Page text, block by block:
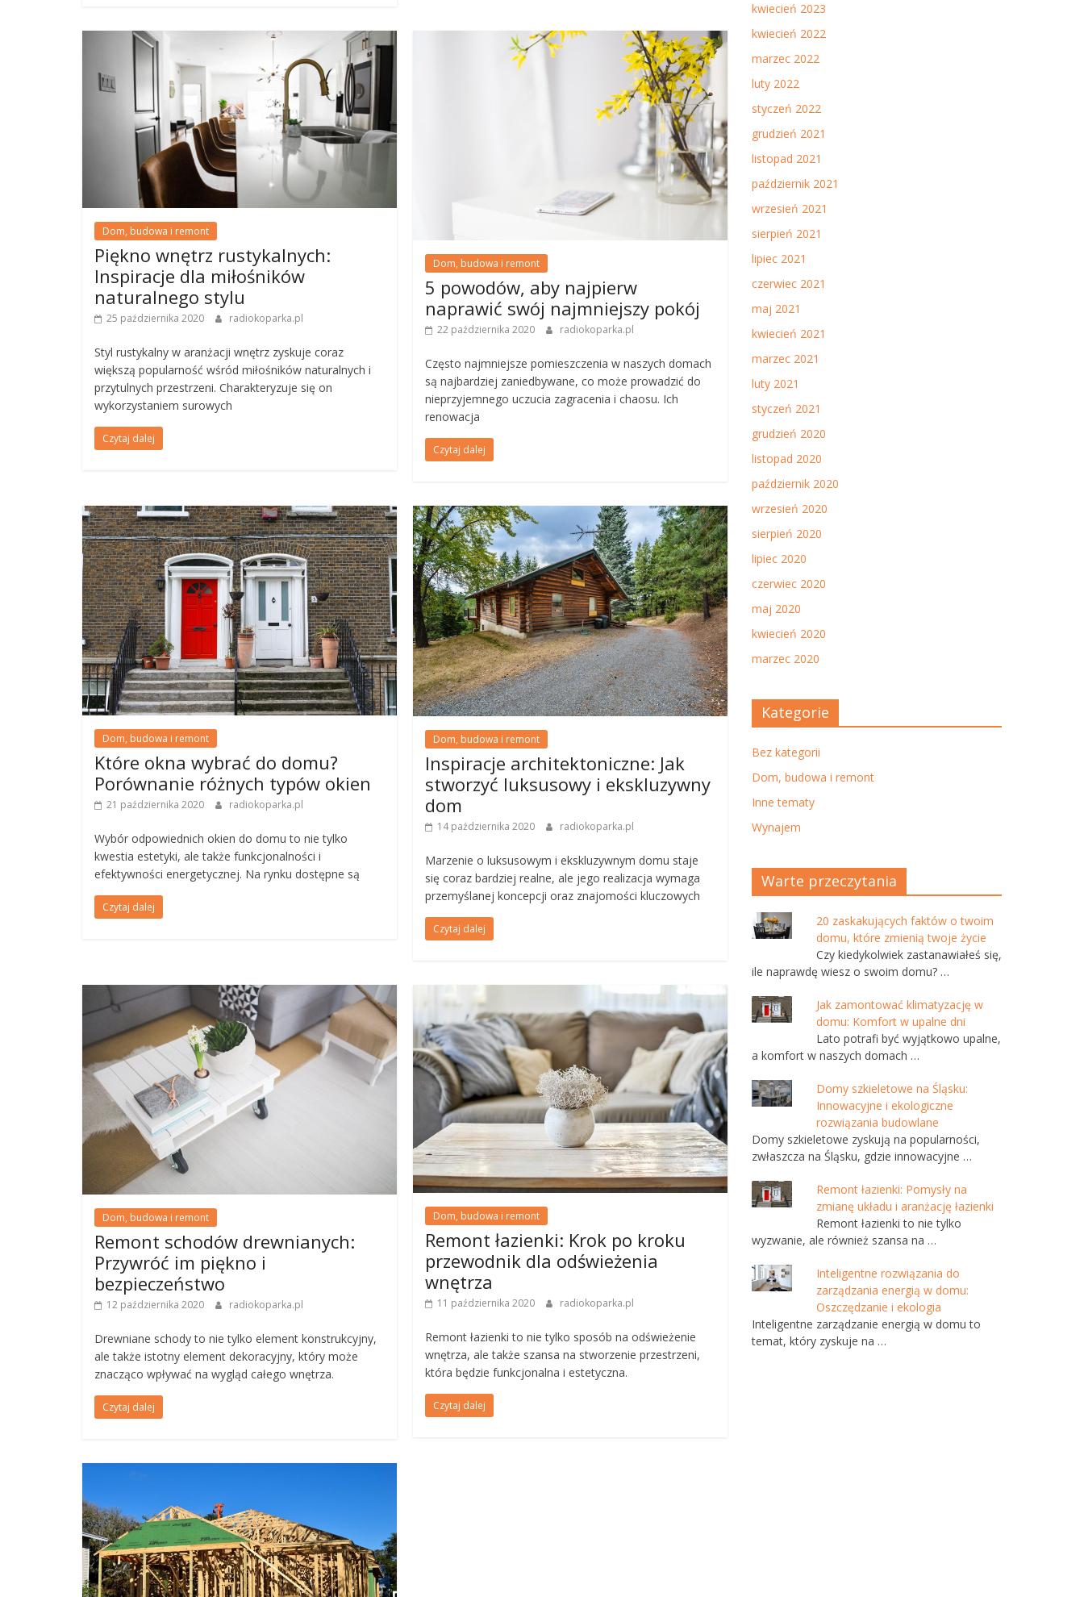
Dom, budowa i remont
Piękno wnętrz rustykalnych:
Inspiracje dla miłośników
naturalnego stylu
25 października 2020 radiokoparka.pl
Styl rustykalny w aranżacji wnętrz zyskuje coraz
większą popularność wśród miłośników naturalnych i
przytulnych przestrzeni. Charakteryzuje się on
wykorzystaniem surowych
Czytaj dalej
Dom, budowa i remont
5 powodów, aby najpierw
naprawić swój najmniejszy pokój
22 października 2020 radiokoparka.pl
Często najmniejsze pomieszczenia w naszych domach
są najbardziej zaniedbywane, co może prowadzić do
nieprzyjemnego uczucia zagracenia i chaosu. Ich
renowacja
Czytaj dalej
Dom, budowa i remont
Które okna wybrać do domu?
Porównanie różnych typów okien
21 października 2020 radiokoparka.pl
Wybór odpowiednich okien do domu to nie tylko
kwestia estetyki, ale także funkcjonalności i
efektywności energetycznej. Na rynku dostępne są
Czytaj dalej
Dom, budowa i remont
Inspiracje architektoniczne: Jak
stworzyć luksusowy i ekskluzywny
dom
14 października 2020 radiokoparka.pl
Marzenie o luksusowym i ekskluzywnym domu staje
się coraz bardziej realne, ale jego realizacja wymaga
przemyślanej koncepcji oraz znajomości kluczowych
Czytaj dalej
Dom, budowa i remont
Remont schodów drewnianych:
Przywróć im piękno i
bezpieczeństwo
12 października 2020 radiokoparka.pl
Drewniane schody to nie tylko element konstrukcyjny,
ale także istotny element dekoracyjny, który może
znacząco wpływać na wygląd całego wnętrza.
Czytaj dalej
Dom, budowa i remont
Remont łazienki: Krok po kroku
przewodnik dla odświeżenia
wnętrza
11 października 2020 radiokoparka.pl
Remont łazienki to nie tylko sposób na odświeżenie
wnętrza, ale także szansa na stworzenie przestrzeni,
która będzie funkcjonalna i estetyczna.
Czytaj dalej
kwiecień 2023
kwiecień 2022
marzec 2022
luty 2022
styczeń 2022
grudzień 2021
listopad 2021
październik 2021
wrzesień 2021
sierpień 2021
lipiec 2021
czerwiec 2021
maj 2021
kwiecień 2021
marzec 2021
luty 2021
styczeń 2021
grudzień 2020
listopad 2020
październik 2020
wrzesień 2020
sierpień 2020
lipiec 2020
czerwiec 2020
maj 2020
kwiecień 2020
marzec 2020
Kategorie
Bez kategorii
Dom, budowa i remont
Inne tematy
Wynajem
Warte przeczytania
20 zaskakujących faktów o twoim
domu, które zmienią twoje życie
Czy kiedykolwiek zastanawiałeś się,
ile naprawdę wiesz o swoim domu? …
Jak zamontować klimatyzację w
domu: Komfort w upalne dni
Lato potrafi być wyjątkowo upalne,
a komfort w naszych domach …
Domy szkieletowe na Śląsku:
Innowacyjne i ekologiczne
rozwiązania budowlane
Domy szkieletowe zyskują na popularności,
zwłaszcza na Śląsku, gdzie innowacyjne …
Remont łazienki: Pomysły na
zmianę układu i aranżację łazienki
Remont łazienki to nie tylko
wyzwanie, ale również szansa na …
Inteligentne rozwiązania do
zarządzania energią w domu:
Oszczędzanie i ekologia
Inteligentne zarządzanie energią w domu to
temat, który zyskuje na …